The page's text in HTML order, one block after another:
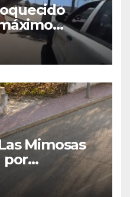
un cuchillo
agentes del
Ángeles
Mimosas
por
de
– The